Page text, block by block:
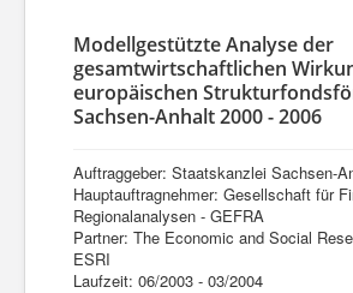
Über uns
Projekte
Publikationen
Gesellschafter
Netzwerk
Modellgestützte Analyse der
gesamtwirtschaftlichen
europäischen
Sachsen-Anhalt 2000 - 2006
Auftraggeber: Staatskanzlei Sachsen-
Hauptauftragnehmer: Gesellschaft für
Regionalanalysen - GEFRA
Partner: The Economic and Social
ESRI
Laufzeit: 06/2003 - 03/2004